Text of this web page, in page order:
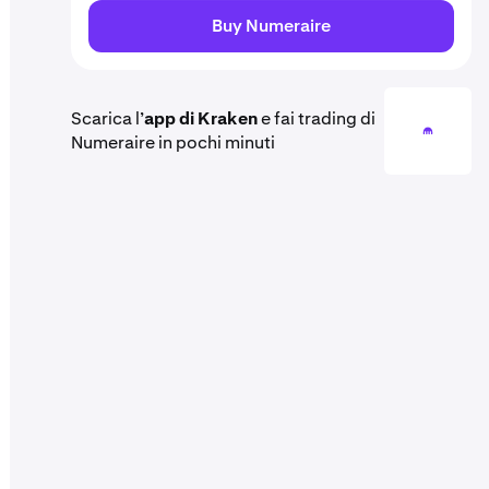
Buy Numeraire
Scarica l’app di Krakene fai trading di
Numeraire in pochi minuti